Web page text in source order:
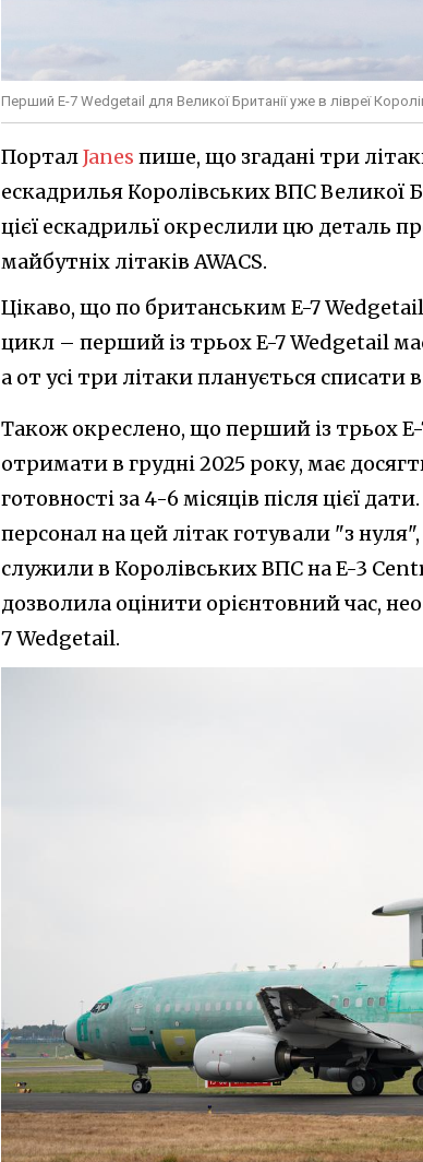
Перший E-7 Wedgetail для Великої Британії уже в лівреї
ПорталJanes пише, що згадані три
ескадрилья Королівських ВПС Великої
цієї ескадрильї окреслили цю деталь
майбутніх літаків AWACS.
Цікаво, що по британським E-7
цикл – перший із трьох E-7 Wedgetail
а от усі три літаки планується списати
Також окреслено, що перший із трьох
отримати в грудні 2025 року, має
готовності за 4-6 місяців після цієї
персонал на цей літак готували "з
служили в Королівських ВПС на E-3
дозволила оцінити орієнтовний час,
7 Wedgetail.